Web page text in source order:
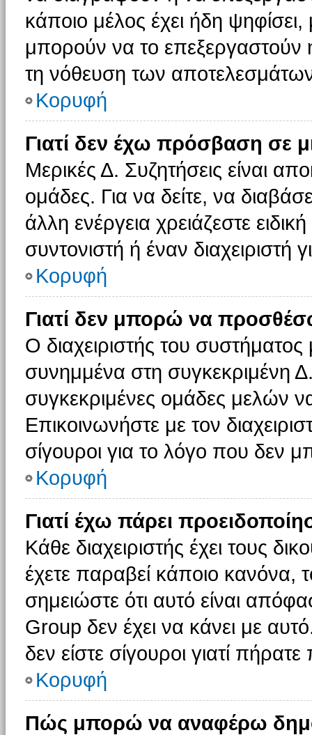
κάποιο μέλος έχει ήδη ψηφίσει,
μπορούν να το επεξεργαστούν
τη νόθευση των
Κορυφή
Γιατί δεν έχω πρόσβαση σε
Μερικές Δ. Συζητήσεις είναι
ομάδες. Για να δείτε, να
άλλη ενέργεια χρειάζεστε
συντονιστή ή έναν διαχειριστή
Κορυφή
Γιατί δεν μπορώ να
Ο διαχειριστής του
συνημμένα στη συγκεκριμένη
συγκεκριμένες ομάδες μελών
Επικοινωνήστε με τον
σίγουροι για το λόγο που δεν
Κορυφή
Γιατί έχω πάρει
Κάθε διαχειριστής έχει τους
έχετε παραβεί κάποιο κανόνα,
σημειώστε ότι αυτό είναι
Group δεν έχει να κάνει με
δεν είστε σίγουροι γιατί
Κορυφή
Πώς μπορώ να αναφέρω